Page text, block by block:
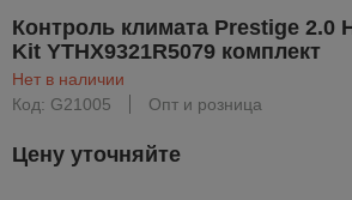
Контроль климата Prestige 2.0
Kit YTHX9321R5079 комплект
Нет в наличии
Код: G21005
Опт и розница
Цену уточняйте